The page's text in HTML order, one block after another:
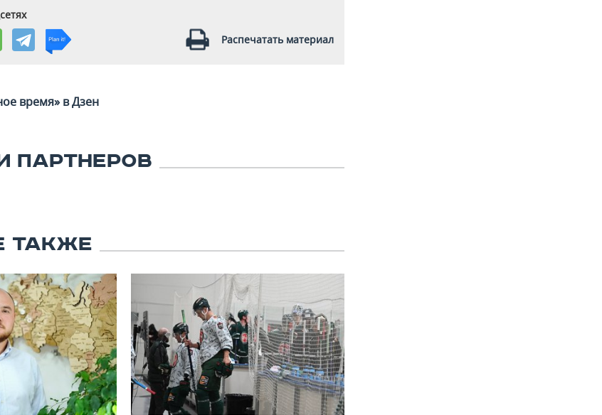
Распечатать материал
время» в Дзен
ПАРТНЕРОВ
ТАКЖЕ